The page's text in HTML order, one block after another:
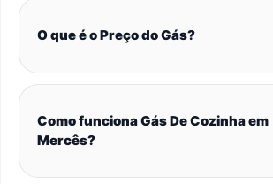
O que é o Preço do Gás?
Como funciona Gás De Cozinha em
Mercês?